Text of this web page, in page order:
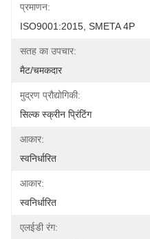
प्रमाणन:
ISO9001:2015, SMETA 4P
सतह का उपचार:
मैट/चमकदार
मुद्रण प्रौद्योगिकी:
सिल्क स्क्रीन प्रिंटिंग
आकार:
स्वनिर्धारित
आकार:
स्वनिर्धारित
एलईडी रंग: